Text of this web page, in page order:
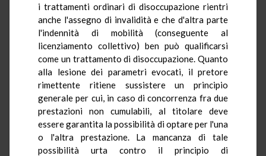
i trattamenti ordinari di disoccupazione rientri
anche l'assegno di invalidità e che d'altra parte
l'indennità di mobilità (conseguente al
licenziamento collettivo) ben può qualificarsi
come un trattamento di disoccupazione. Quanto
alla lesione dei parametri evocati, il pretore
rimettente ritiene sussistere un principio
generale per cui, in caso di concorrenza fra due
prestazioni non cumulabili, al titolare deve
essere garantita la possibilità di optare per l'una
o l'altra prestazione. La mancanza di tale
possibilità urta contro il principio di